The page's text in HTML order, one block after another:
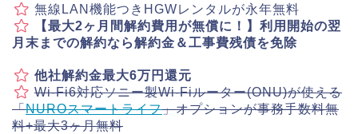
無線LAN機能つきHGWレンタルが永年無料
【最大2ヶ月間解約費用が無償に！】利用開始の翌
月末までの解約なら解約金＆工事費残債を免除
他社解約金最大6万円還元
Wi-Fi6対応ソニー製Wi-Fiルーター(ONU)が使える
「NUROスマートライフ」オプションが事務手数料無
料+最大3ヶ月無料